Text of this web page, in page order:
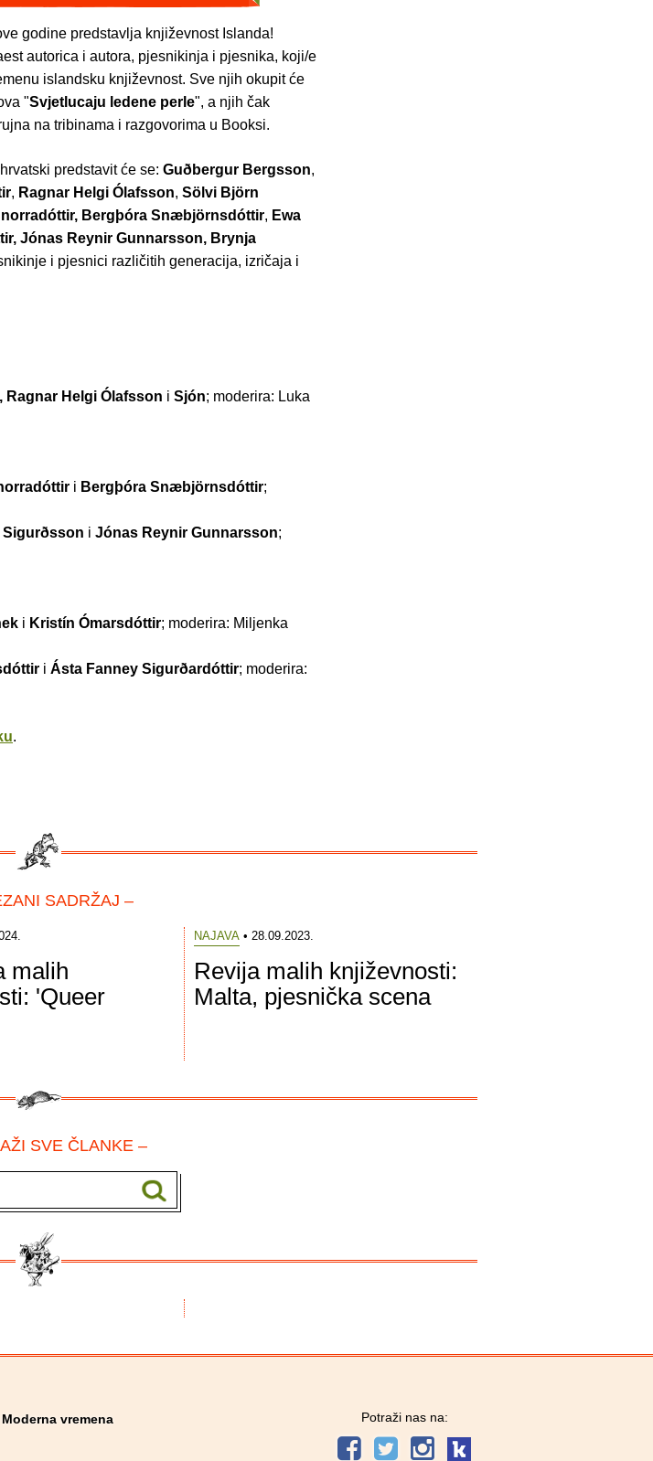
godine predstavlja književnost Islanda!
autorica i autora, pjesnikinja i pjesnika, koji/e
islandsku književnost. Sve njih okupit će
"Svjetlucaju ledene perle", a njih čak
na tribinama i razgovorima u Booksi.
predstavit će se: Guðbergur Bergsson,
, Ragnar Helgi Ólafsson, Sölvi Björn
Bergþóra Snæbjörnsdóttir, Ewa
Jónas Reynir Gunnarsson, Brynja
i pjesnici različitih generacija, izričaja i
Ragnar Helgi Ólafsson i Sjón; moderira: Luka
i Bergþóra Snæbjörnsdóttir;
i Jónas Reynir Gunnarsson;
i Kristín Ómarsdóttir; moderira: Miljenka
i Ásta Fanney Sigurðardóttir; moderira:
.
SADRŽAJ –
malih
'Queer
NAJAVA• 28.09.2023.
Revija malih književnosti:
Malta, pjesnička scena
SVE ČLANKE –
Moderna vremena Potraži nas na: